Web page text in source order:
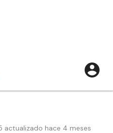
actualizado hace 4 meses